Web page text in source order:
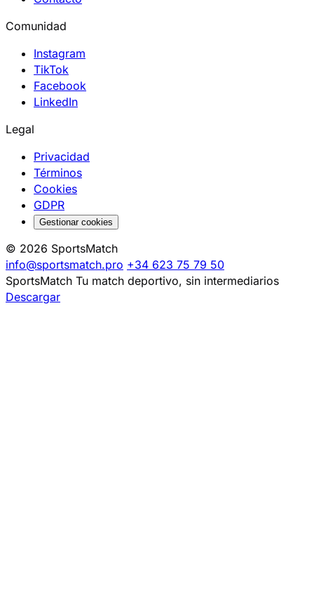
Comunidad
Instagram
TikTok
Facebook
LinkedIn
Legal
Privacidad
Términos
Cookies
GDPR
Gestionar cookies
© 2026 SportsMatch
info@sportsmatch.pro +34 623 75 79 50
SportsMatch Tu match deportivo, sin intermediarios
Descargar